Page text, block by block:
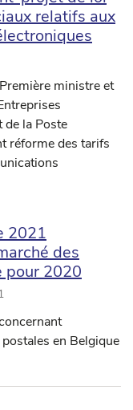
relatifs aux
ministre et
de la Poste
réforme des tarifs
2021
des
pour 2020
en Belgique